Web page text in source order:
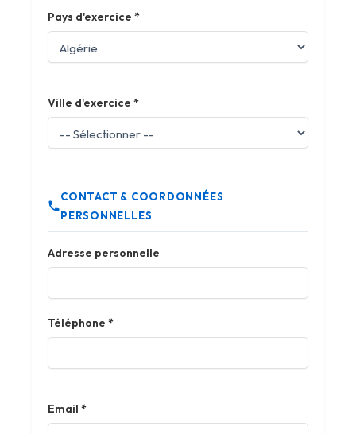
Pays d'exercice *
Ville d'exercice *
CONTACT & COORDONNÉES
PERSONNELLES
Adresse personnelle
Téléphone *
Email *